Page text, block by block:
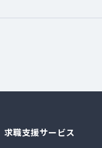
求職支援サービス